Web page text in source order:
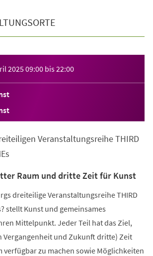
202509:00 bis22:00
Veranstaltungsreihe THIRD
Raum und dritte Zeit für Kunst
dreiteilige Veranstaltungsreihe THIRD
stellt Kunst und gemeinsames
Mittelpunkt. Jeder Teil hat das Ziel,
Vergangenheit und Zukunft dritte) Zeit
verfügbar zu machen sowie Möglichkeiten